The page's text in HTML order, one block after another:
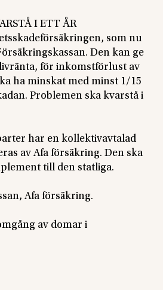
I ETT ÅR
som nu
Den kan ge
för inkomstförlust av
ha minskat med minst 1/15
Problemen ska kvarstå i
har en kollektivavtalad
av Afa försäkring. Den ska
till den statliga.
Afa försäkring.
av domar i